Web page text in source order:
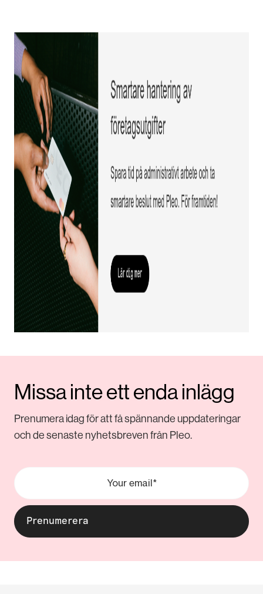
Missa inte ett enda inlägg
Prenumera idag för att få spännande uppdateringar
och de senaste nyhetsbreven från Pleo.